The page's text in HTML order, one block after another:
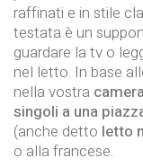
raffinati e in stile
testata è un
guardare la tv o
nel letto. In base
nella vostra
singoli a una
(anche detto letto
o alla francese.